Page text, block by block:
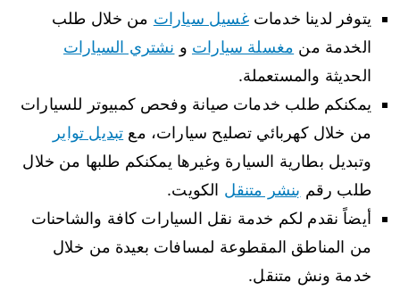
يتوفر لدينا خدماتغسيل سيارات من خلال طلب
الخدمة من مغسلة سيارات و نشتري السيارات
الحديثة والمستعملة.
يمكنكم طلب خدمات صيانة وفحص كمبيوتر للسيارات
من خلال كهربائي تصليح سيارات، مع تبديل تواير
وتبديل بطارية السيارة وغيرها يمكنكم طلبها من خلال
طلب رقم بنشر متنقل الكويت.
أيضاً نقدم لكم خدمة نقل السيارات كافة والشاحنات
من المناطق المقطوعة لمسافات بعيدة من خلال
خدمة ونش متنقل.